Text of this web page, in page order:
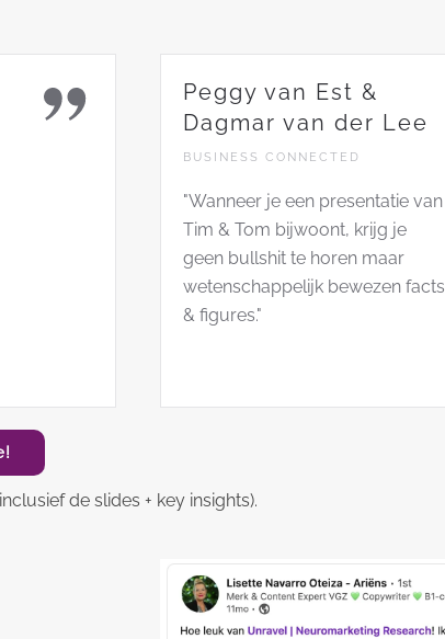
Peggy van Est &
Dagmar van der Lee
BUSINESS CONNECTED
"Wanneer je een presentatie van
Tim & Tom bijwoont, krijg je
geen bullshit te horen maar
wetenschappelijk bewezen facts
& figures."
de slides + key insights).